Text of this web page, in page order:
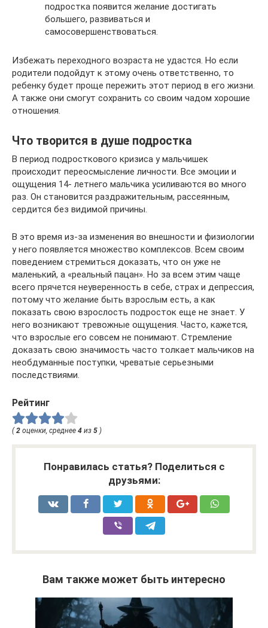
подростка появится желание достигать
большего, развиваться и
самосовершенствоваться.
Избежать переходного возраста не удастся. Но если
родители подойдут к этому очень ответственно, то
ребенку будет проще пережить этот период в его жизни.
А также они смогут сохранить со своим чадом хорошие
отношения.
Что творится в душе подростка
В период подросткового кризиса у мальчишек
происходит переосмысление личности. Все эмоции и
ощущения 14- летнего мальчика усиливаются во много
раз. Он становится раздражительным, рассеянным,
сердится без видимой причины.
В это время из-за изменения во внешности и физиологии
у него появляется множество комплексов. Всем своим
поведением стремиться доказать, что он уже не
маленький, а «реальный пацан». Но за всем этим чаще
всего прячется неуверенность в себе, страх и депрессия,
потому что желание быть взрослым есть, а как
показать свою взрослость подросток еще не знает. У
него возникают тревожные ощущения. Часто, кажется,
что взрослые его совсем не понимают. Стремление
доказать свою значимость часто толкает мальчиков на
необдуманные поступки, чреватые серьезными
последствиями.
Рейтинг
( 2 оценки, среднее 4 из 5 )
Понравилась статья? Поделиться с
друзьями:
Вам также может быть интересно